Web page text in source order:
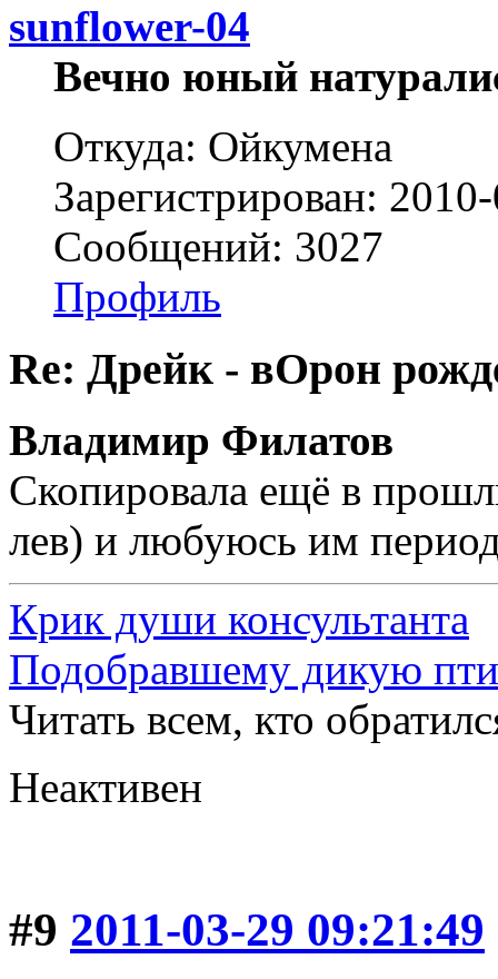
sunflower-04
Вечно юный
Откуда: Ойкумена
Зарегистрирован:
Сообщений: 3027
Профиль
Re: Дрейк - вОрон
Владимир Филатов
Скопировала ещё в
лев) и любуюсь им
Крик души консультанта
Подобравшему дикую
Читать всем, кто
Неактивен
#9 2011-03-29 09:21:49